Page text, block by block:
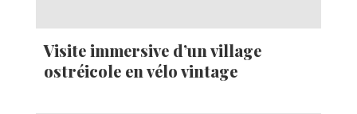
Visite immersive d’un village
ostréicole en vélo vintage